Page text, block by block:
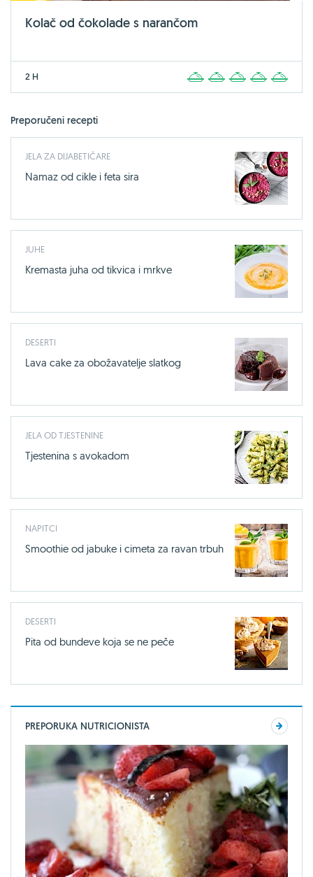
Kolač od čokolade s narančom
2 H 2 3 4
Preporučeni recepti
JELA ZA DIJABETIČARE
Namaz od cikle i feta sira
JUHE
Kremasta juha od tikvica i mrkve
DESERTI
Lava cake za obožavatelje slatkog
JELA OD TJESTENINE
Tjestenina s avokadom
NAPITCI
Smoothie od jabuke i cimeta za ravan trbuh
DESERTI
Pita od bundeve koja se ne peče
PREPORUKA NUTRICIONISTA